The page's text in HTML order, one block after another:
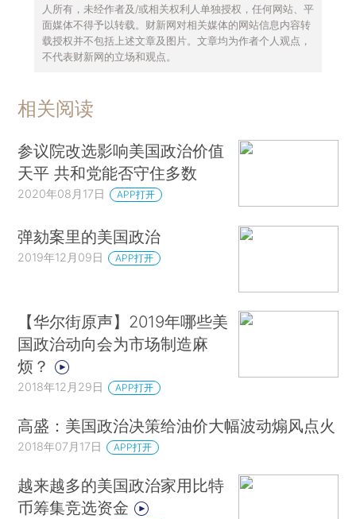
人所有，未经作者及/或相关权利人单独授权，任何网站、平
面媒体不得予以转载。财新网对相关媒体的网站信息内容转
载授权并不包括上述文章及图片。文章均为作者个人观点，
不代表财新网的立场和观点。
相关阅读
参议院改选影响美国政治价值
天平 共和党能否守住多数
2020年08月17日 APP打开
弹劾案里的美国政治
2019年12月09日 APP打开
【华尔街原声】2019年哪些美
国政治动向会为市场制造麻
烦？
2018年12月29日 APP打开
高盛：美国政治决策给油价大幅波动煽风点火
2018年07月17日 APP打开
越来越多的美国政治家用比特
币筹集竞选资金